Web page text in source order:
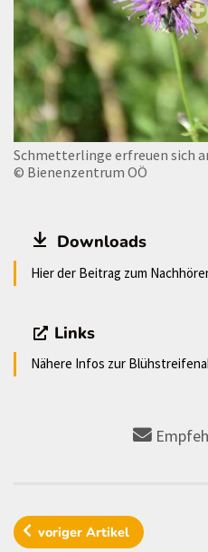
Schmetterlinge erfreuen sich
© Bienenzentrum OÖ
Downloads
Hier der Beitrag zum
Links
Nähere Infos zur
vorigerArtikel